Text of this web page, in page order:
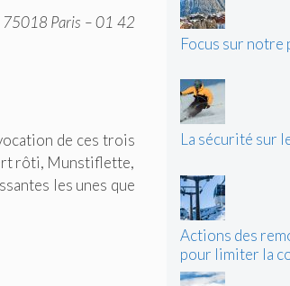
Paris – 01 42
de ces trois
rôti, Munstiflette,
les unes que
Focus sur
La sécurité sur
Actions des
pour limiter la
d’énergie